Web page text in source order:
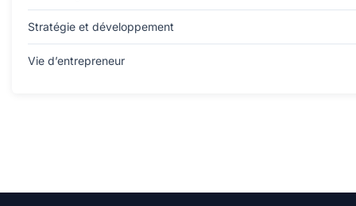
Stratégie et développement
Vie d’entrepreneur